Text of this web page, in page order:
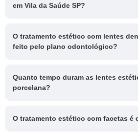
em Vila da Saúde SP?
O tratamento estético com lentes
feito pelo plano odontológico?
Quanto tempo duram as lentes
porcelana?
O tratamento estético com facetas é